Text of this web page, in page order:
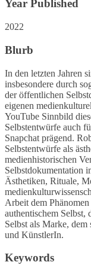
Year Published
2022
Blurb
In den letzten Jahren
insbesondere durch
der öffentlichen
eigenen
YouTube Sinnbild
Selbstentwürfe auch
Snapchat prägend.
Selbstentwürfe als
medienhistorischen
Selbstdokumentation
Ästhetiken, Rituale,
Arbeit dem
authentischem Selbst,
Selbst als Marke,
und KünstlerIn.
Keywords